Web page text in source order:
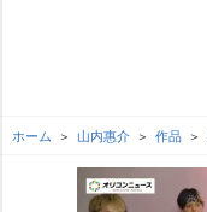
ホーム 山内惠介 作品